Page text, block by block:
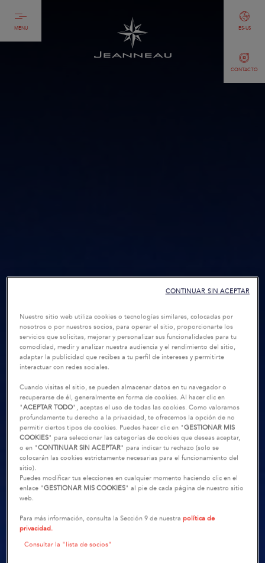
MENU
CONTACTO
ES-US
Nuestro sitio web utiliza cookies o tecnologías similares, colocadas por
nosotros o por nuestros socios, para operar el sitio, proporcionarte los
servicios que solicitas, mejorar y personalizar sus funcionalidades para tu
comodidad, medir y analizar nuestra audiencia y el rendimiento del sitio,
adaptar la publicidad que recibes a tu perfil de intereses y permitirte
interactuar con redes sociales.
Cuando visitas el sitio, se pueden almacenar datos en tu navegador o
recuperarse de él, generalmente en forma de cookies. Al hacer clic en
"ACEPTAR TODO", aceptas el uso de todas las cookies. Como valoramos
profundamente tu derecho a la privacidad, te ofrecemos la opción de no
permitir ciertos tipos de cookies. Puedes hacer clic en "GESTIONAR MIS
COOKIES" para seleccionar las categorías de cookies que deseas aceptar,
o en "CONTINUAR SIN ACEPTAR" para indicar tu rechazo (solo se
colocarán las cookies estrictamente necesarias para el funcionamiento del
sitio).
Puedes modificar tus elecciones en cualquier momento haciendo clic en el
enlace "GESTIONAR MIS COOKIES" al pie de cada página de nuestro sitio
web.
Para más información, consulta la Sección 9 de nuestrapolítica de
privacidad.
Consultar la "lista de socios"
CONTINUAR SIN ACEPTAR